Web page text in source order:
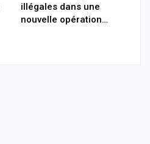
illégales dans une
nouvelle opération…